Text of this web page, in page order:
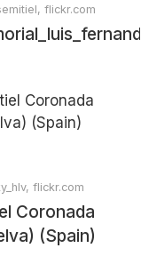
flickr.com
flickr.com
Coronada
(Spain)